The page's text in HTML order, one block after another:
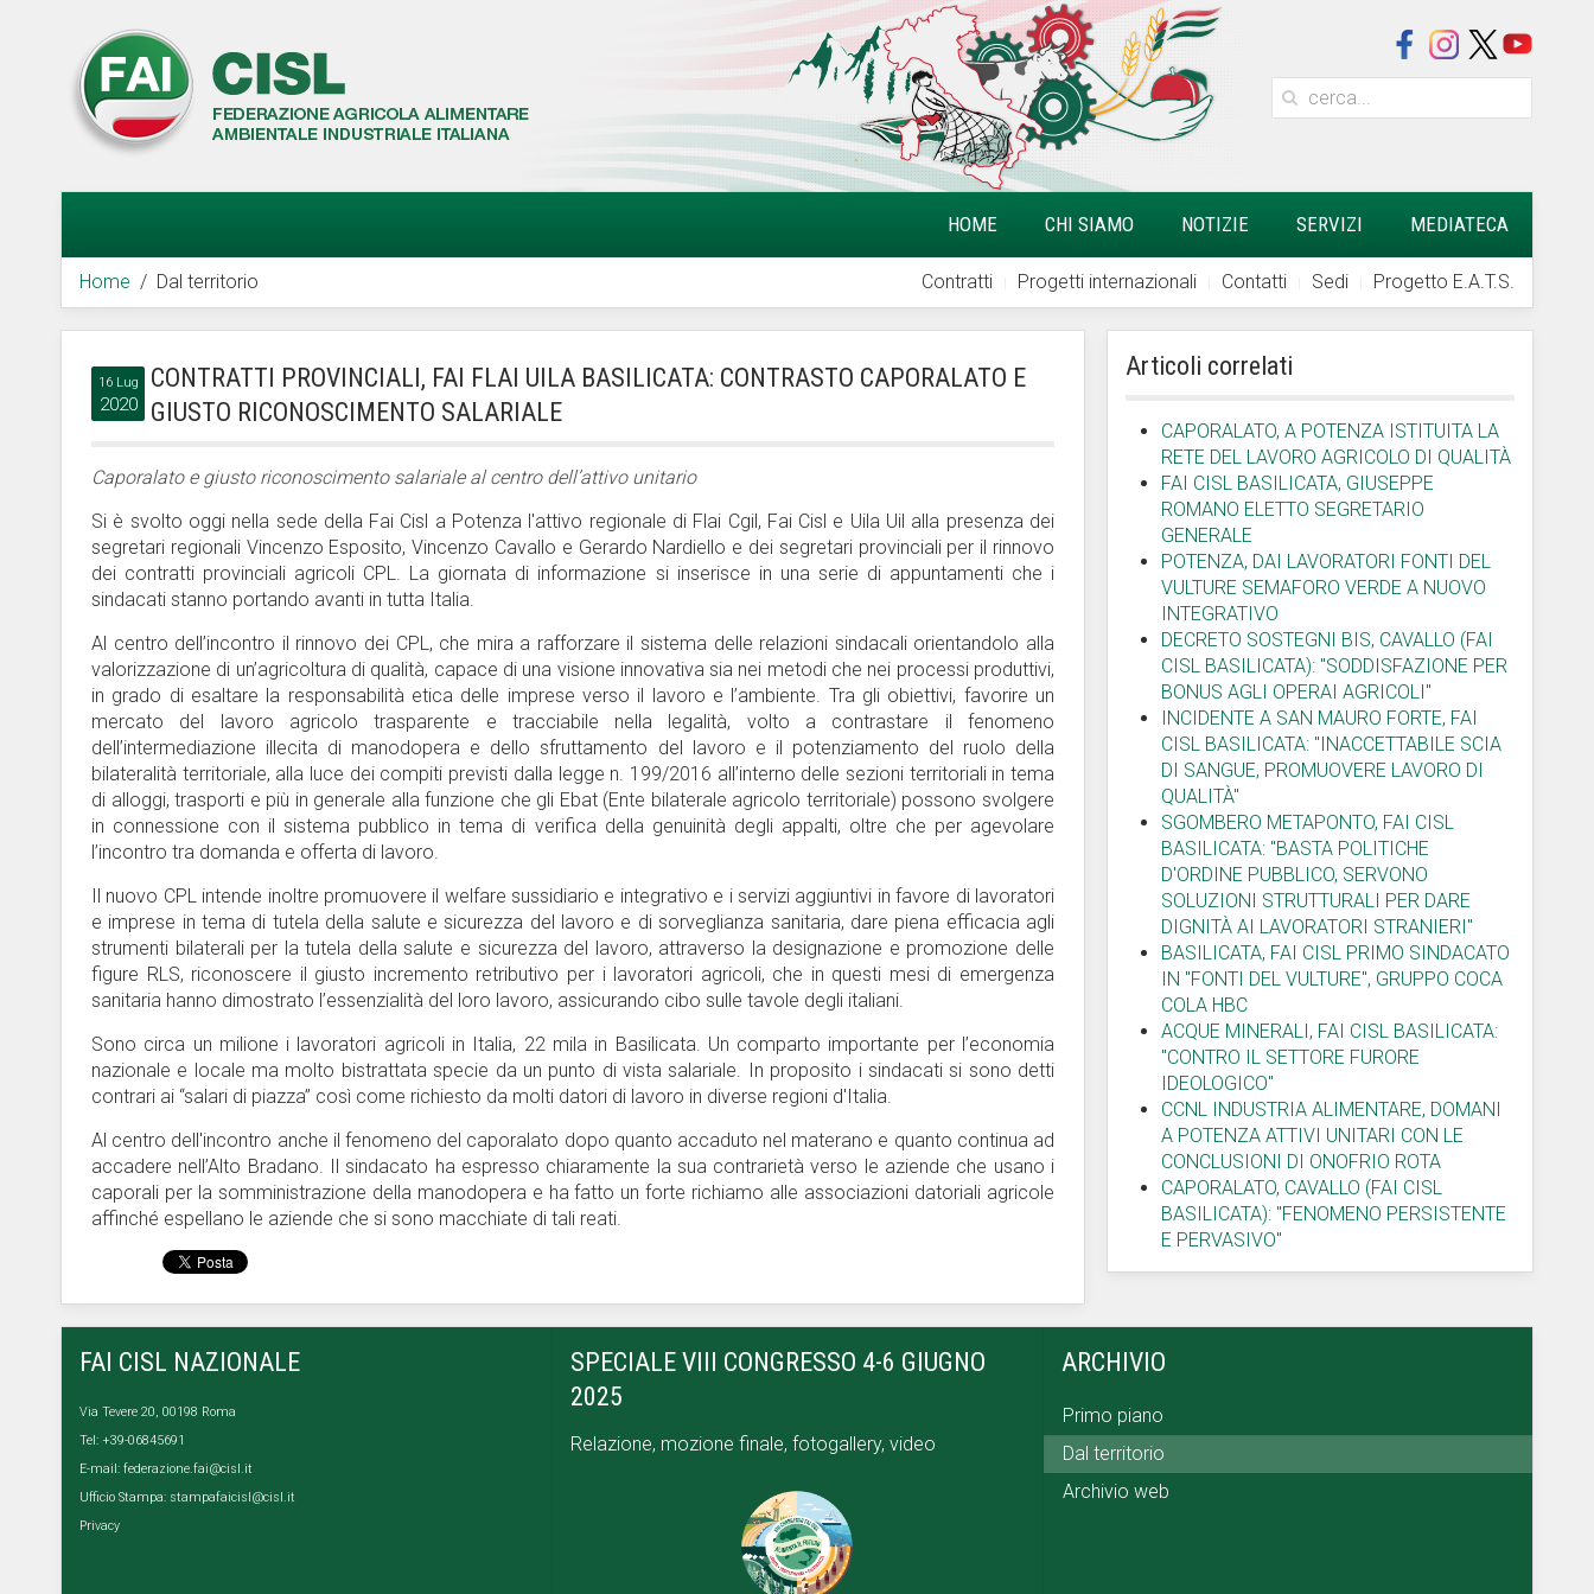
HOME CHI SIAMO NOTIZIE SERVIZI MEDIATECA
Contratti Progetti internazionali Contatti Sedi Progetto E.A.T.S.
Home Dal territorio
16 Lug
2020
CONTRATTI PROVINCIALI, FAI FLAI UILA BASILICATA: CONTRASTO CAPORALATO E
GIUSTO RICONOSCIMENTO SALARIALE
Caporalato e giusto riconoscimento salariale al centro dell’attivo unitario
Si è svolto oggi nella sede della Fai Cisl a Potenza l'attivo regionale di Flai Cgil, Fai Cisl e Uila Uil alla presenza dei
segretari regionali Vincenzo Esposito, Vincenzo Cavallo e Gerardo Nardiello e dei segretari provinciali per il rinnovo
dei contratti provinciali agricoli CPL. La giornata di informazione si inserisce in una serie di appuntamenti che i
sindacati stanno portando avanti in tutta Italia.
Al centro dell’incontro il rinnovo dei CPL, che mira a rafforzare il sistema delle relazioni sindacali orientandolo alla
valorizzazione di un’agricoltura di qualità, capace di una visione innovativa sia nei metodi che nei processi produttivi,
in grado di esaltare la responsabilità etica delle imprese verso il lavoro e l’ambiente. Tra gli obiettivi, favorire un
mercato del lavoro agricolo trasparente e tracciabile nella legalità, volto a contrastare il fenomeno
dell’intermediazione illecita di manodopera e dello sfruttamento del lavoro e il potenziamento del ruolo della
bilateralità territoriale, alla luce dei compiti previsti dalla legge n. 199/2016 all’interno delle sezioni territoriali in tema
di alloggi, trasporti e più in generale alla funzione che gli Ebat (Ente bilaterale agricolo territoriale) possono svolgere
in connessione con il sistema pubblico in tema di verifica della genuinità degli appalti, oltre che per agevolare
l’incontro tra domanda e offerta di lavoro.
Il nuovo CPL intende inoltre promuovere il welfare sussidiario e integrativo e i servizi aggiuntivi in favore di lavoratori
e imprese in tema di tutela della salute e sicurezza del lavoro e di sorveglianza sanitaria, dare piena efficacia agli
strumenti bilaterali per la tutela della salute e sicurezza del lavoro, attraverso la designazione e promozione delle
figure RLS, riconoscere il giusto incremento retributivo per i lavoratori agricoli, che in questi mesi di emergenza
sanitaria hanno dimostrato l’essenzialità del loro lavoro, assicurando cibo sulle tavole degli italiani.
Sono circa un milione i lavoratori agricoli in Italia, 22 mila in Basilicata. Un comparto importante per l’economia
nazionale e locale ma molto bistrattata specie da un punto di vista salariale. In proposito i sindacati si sono detti
contrari ai “salari di piazza” così come richiesto da molti datori di lavoro in diverse regioni d'Italia.
Al centro dell'incontro anche il fenomeno del caporalato dopo quanto accaduto nel materano e quanto continua ad
accadere nell’Alto Bradano. Il sindacato ha espresso chiaramente la sua contrarietà verso le aziende che usano i
caporali per la somministrazione della manodopera e ha fatto un forte richiamo alle associazioni datoriali agricole
affinché espellano le aziende che si sono macchiate di tali reati.
Articoli correlati
CAPORALATO, A POTENZA ISTITUITA LA
RETE DEL LAVORO AGRICOLO DI QUALITÀ
FAI CISL BASILICATA, GIUSEPPE
ROMANO ELETTO SEGRETARIO
GENERALE
POTENZA, DAI LAVORATORI FONTI DEL
VULTURE SEMAFORO VERDE A NUOVO
INTEGRATIVO
DECRETO SOSTEGNI BIS, CAVALLO (FAI
CISL BASILICATA): "SODDISFAZIONE PER
BONUS AGLI OPERAI AGRICOLI"
INCIDENTE A SAN MAURO FORTE, FAI
CISL BASILICATA: "INACCETTABILE SCIA
DI SANGUE, PROMUOVERE LAVORO DI
QUALITÀ"
SGOMBERO METAPONTO, FAI CISL
BASILICATA: "BASTA POLITICHE
D'ORDINE PUBBLICO, SERVONO
SOLUZIONI STRUTTURALI PER DARE
DIGNITÀ AI LAVORATORI STRANIERI"
BASILICATA, FAI CISL PRIMO SINDACATO
IN "FONTI DEL VULTURE", GRUPPO COCA
COLA HBC
ACQUE MINERALI, FAI CISL BASILICATA:
"CONTRO IL SETTORE FURORE
IDEOLOGICO"
CCNL INDUSTRIA ALIMENTARE, DOMANI
A POTENZA ATTIVI UNITARI CON LE
CONCLUSIONI DI ONOFRIO ROTA
CAPORALATO, CAVALLO (FAI CISL
BASILICATA): "FENOMENO PERSISTENTE
E PERVASIVO"
FAI CISL NAZIONALE
Via Tevere 20, 00198 Roma
Tel: +39-06845691
E-mail: federazione.fai@cisl.it
Ufficio Stampa: stampafaicisl@cisl.it
Privacy
SPECIALE VIII CONGRESSO 4-6 GIUGNO
2025
Relazione, mozione finale, fotogallery, video
ARCHIVIO
Primo piano
Dal territorio
Archivio web